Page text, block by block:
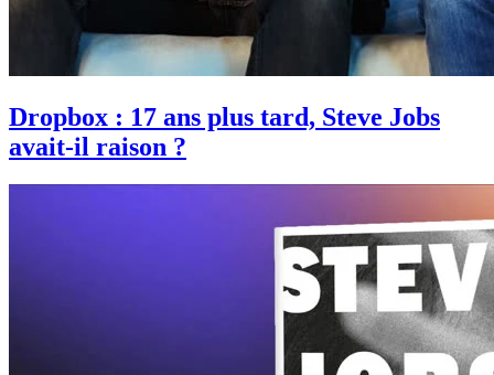
Dropbox : 17 ans plus tard, Steve Jobs
avait-il raison ?